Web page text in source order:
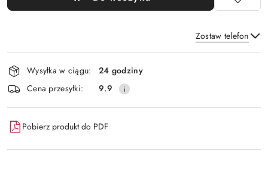
Zostaw telefon
Wyślij
Dostępność
i
dostawa
Wysyłka w ciągu:
24 godziny
Cena przesyłki:
9.9
Pobierz produkt do PDF